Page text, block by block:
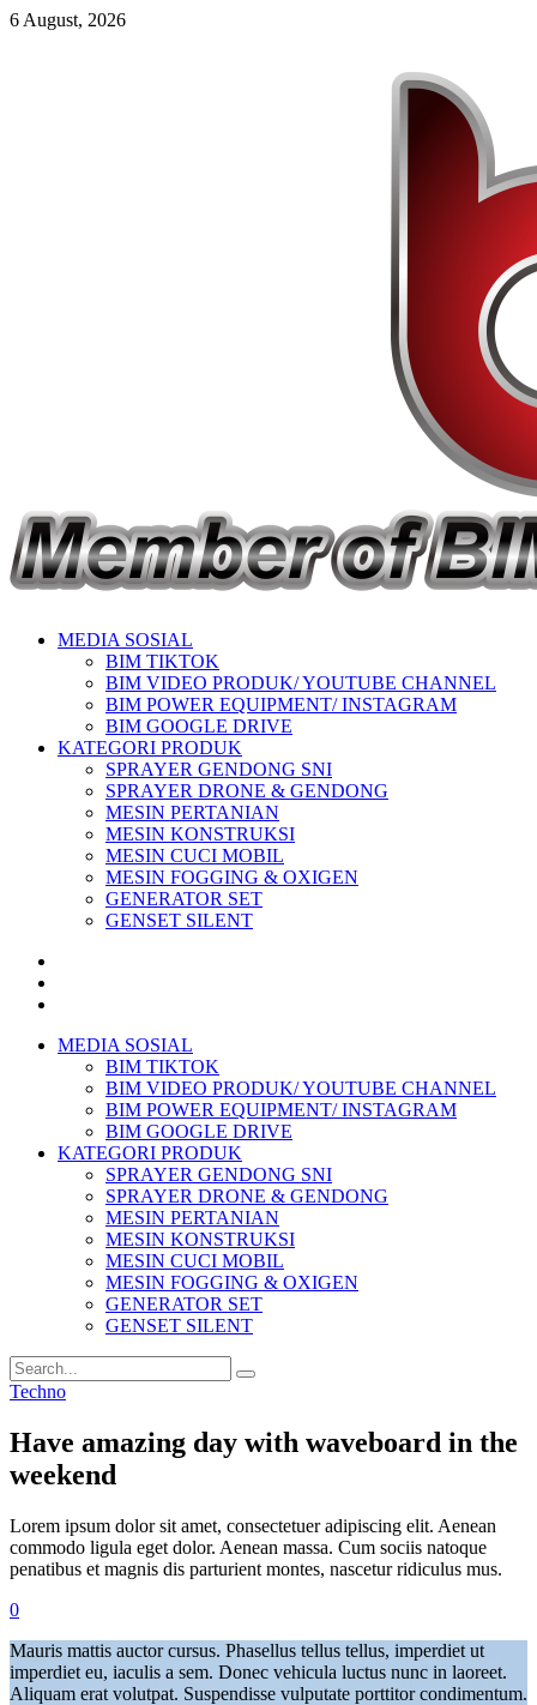
6 August, 2026
MEDIA SOSIAL
BIM TIKTOK
BIM VIDEO PRODUK/ YOUTUBE CHANNEL
BIM POWER EQUIPMENT/ INSTAGRAM
BIM GOOGLE DRIVE
KATEGORI PRODUK
SPRAYER GENDONG SNI
SPRAYER DRONE & GENDONG
MESIN PERTANIAN
MESIN KONSTRUKSI
MESIN CUCI MOBIL
MESIN FOGGING & OXIGEN
GENERATOR SET
GENSET SILENT
MEDIA SOSIAL
BIM TIKTOK
BIM VIDEO PRODUK/ YOUTUBE CHANNEL
BIM POWER EQUIPMENT/ INSTAGRAM
BIM GOOGLE DRIVE
KATEGORI PRODUK
SPRAYER GENDONG SNI
SPRAYER DRONE & GENDONG
MESIN PERTANIAN
MESIN KONSTRUKSI
MESIN CUCI MOBIL
MESIN FOGGING & OXIGEN
GENERATOR SET
GENSET SILENT
Techno
Have amazing day with waveboard in the
weekend
Lorem ipsum dolor sit amet, consectetuer adipiscing elit. Aenean
commodo ligula eget dolor. Aenean massa. Cum sociis natoque
penatibus et magnis dis parturient montes, nascetur ridiculus mus.
0
Mauris mattis auctor cursus. Phasellus tellus tellus, imperdiet ut
imperdiet eu, iaculis a sem. Donec vehicula luctus nunc in laoreet.
Aliquam erat volutpat. Suspendisse vulputate porttitor condimentum.